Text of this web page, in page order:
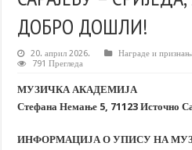
ДОБРО ДОШЛИ!
20. април 2026. Награде и
791 Прегледа
МУЗИЧКА АКАДЕМИЈА
Стефана Немање 5, 71123 Источно
ИНФОРМАЦИЈА О УПИСУ НА